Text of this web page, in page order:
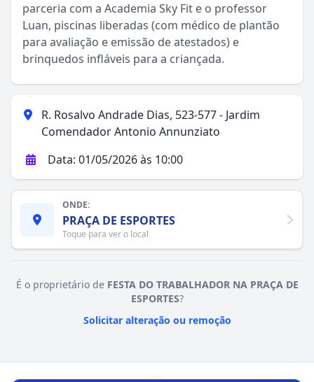
parceria com a Academia Sky Fit e o professor
Luan, piscinas liberadas (com médico de plantão
para avaliação e emissão de atestados) e
brinquedos infláveis para a criançada.
R. Rosalvo Andrade Dias, 523-577 - Jardim
Comendador Antonio Annunziato
Data: 01/05/2026 às 10:00
ONDE:
PRAÇA DE ESPORTES
Toque para ver o local
É o proprietário de FESTA DO TRABALHADOR NA PRAÇA DE
ESPORTES?
Solicitar alteração ou remoção
Sou Morador